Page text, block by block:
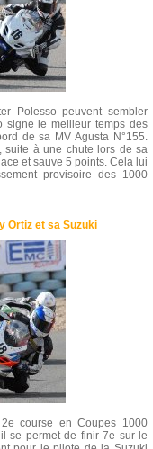
Polesso peuvent sembler
signe le meilleur temps des
de sa MV Agusta N°155.
suite à une chute lors de sa
et sauve 5 points. Cela lui
provisoire des 1000
Ortiz et sa Suzuki
course en Coupes 1000
se permet de finir 7e sur le